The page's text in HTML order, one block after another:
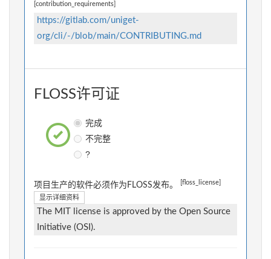
[contribution_requirements]
https://gitlab.com/uniget-
org/cli/-/blob/main/CONTRIBUTING.md
FLOSS许可证
完成
不完整
?
项目生产的软件必须作为FLOSS发布。 [floss_license]
显示详细资料
The MIT license is approved by the Open Source
Initiative (OSI).